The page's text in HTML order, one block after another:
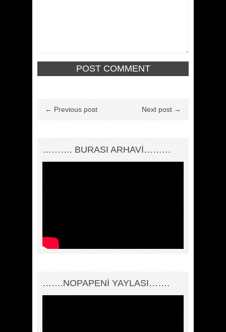
← Previous post Next post →
………. BURASI ARHAVİ………
…….NOPAPENİ YAYLASI…….